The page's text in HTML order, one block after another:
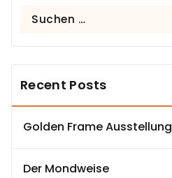
Suchen
Recent Posts
Golden Frame Ausstellung
Der Mondweise